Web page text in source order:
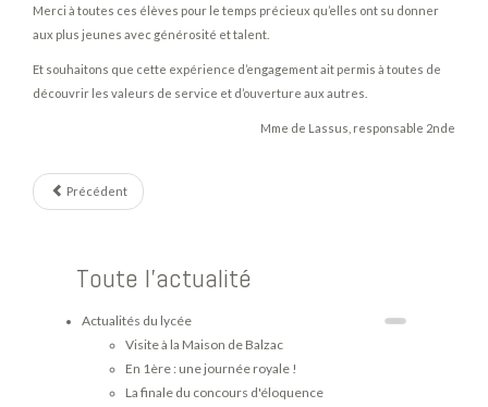
Merci à toutes ces élèves pour le temps précieux qu’elles ont su donner
aux plus jeunes avec générosité et talent.
Et souhaitons que cette expérience d’engagement ait permis à toutes de
découvrir les valeurs de service et d’ouverture aux autres.
Mme de Lassus, responsable 2nde
Précédent
Toute l'actualité
Actualités du lycée
Visite à la Maison de Balzac
En 1ère : une journée royale !
La finale du concours d'éloquence